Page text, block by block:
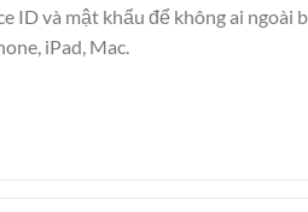
ID và mật khẩu để không ai
iPad, Mac.